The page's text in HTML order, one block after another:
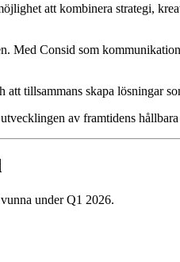
att kombinera strategi,
Consid som
tillsammans skapa lösningar
av framtidens hållbara
under Q1 2026.